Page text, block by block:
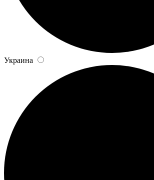
Украина